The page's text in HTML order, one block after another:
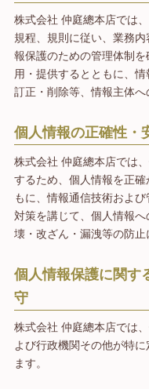
株式会社 仲庭總本店では
規程、規則に従い、業務
報保護のための管理体制を
用・提供するとともに、
訂正・削除等、情報主体へ
個人情報の正確性・
株式会社 仲庭總本店では
するため、個人情報を正
もに、情報通信技術およ
対策を講じて、個人情報
壊・改ざん・漏洩等の防止
個人情報保護に関す
守
株式会社 仲庭總本店では
よび行政機関その他が特
ます。